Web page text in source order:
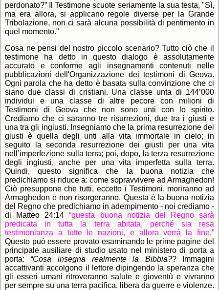
perdonato?” Il Testimone scuote seriamente la sua testa, "Sì,
ma era allora, si applicano regole diverse per la Grande
Tribolazione, non ci sarà alcuna possibilità di pentimento in
quel momento."
Cosa ne pensi del nostro piccolo scenario? Tutto ciò che il
testimone ha detto in questo dialogo è assolutamente
accurato e conforme agli insegnamenti contenuti nelle
pubblicazioni dell'Organizzazione dei testimoni di Geova.
Ogni parola che ha detto è basata sulla convinzione che ci
siano due classi di cristiani. Una classe unta di 144’000
individui e una classe di altre pecore con milioni di
Testimoni di Geova che non sono unti con lo spirito.
Crediamo che ci saranno tre risurrezioni, due tra i giusti e
una tra gli ingiusti. Insegniamo che la prima resurrezione dei
giusti è quella degli unti alla vita immortale in cielo; in
seguito la seconda resurrezione dei giusti per una vita
nell’imperfezione sulla terra; poi, dopo, la terza resurrezione
degli ingiusti, anche per una vita imperfetta sulla terra.
Quindi, questo significa che la buona notizia che
predichiamo si riduce a: come sopravvivere ad Armaghedon!
Ciò presuppone che tutti, eccetto i Testimoni, moriranno ad
Armaghedon e non risorgeranno. Questa è la buona notizia
del Regno che predichiamo in adempimento - noi crediamo -
di Matteo 24:14“questa buona notizia del Regno sarà
predicata in tutta la terra abitata, perché sia resa
testimonianza a tutte le nazioni, e allora verrà la fine.”
Questo può essere provato esaminando le prime pagine del
principale ausiliare di studio usato nel ministero di porta a
porta: “Cosa insegna realmente la Bibbia?? Immagini
accattivanti accolgono il lettore dipingendo la speranza che
gli esseri umani ritroveranno salute e gioventù e vivranno
per sempre su una terra pacifica, libera da guerre e violenze.